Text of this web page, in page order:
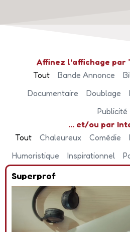
Affinez l'affichage par
Bande Annonce
Documentaire
Doublage
Publicité
Tout
... et/ou par
Chaleureux
Comédie
Humoristique
Inspirationnel
Tout
Superprof